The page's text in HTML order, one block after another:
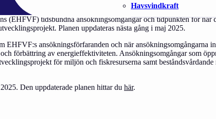
Havsvindkraft
(EHFVF) tidsbundna ansökningsomgångar och tidpunkten för när
Planen uppdateras nästa gång i maj 2025.
ansökningsförfaranden och när ansökningsomgångarna
förbättring av energieffektiviteten. Ansökningsomgångar som
för miljön och fiskresurserna samt
Den uppdaterade planen hittar du här.